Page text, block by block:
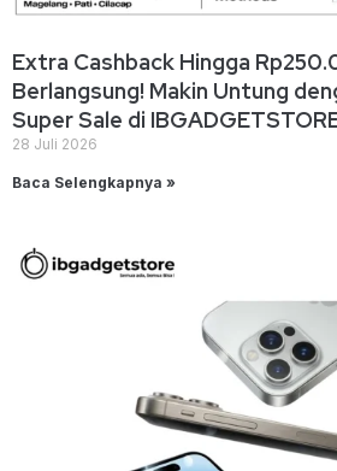
Extra Cashback Hingga
Berlangsung! Makin Untung
Super Sale di
28 Juli 2026
Baca Selengkapnya »